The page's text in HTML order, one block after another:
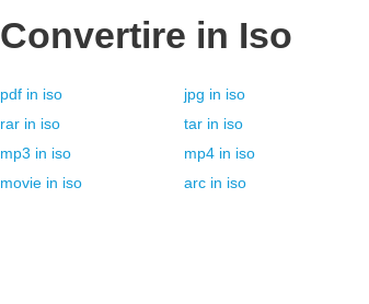
Convertire in Iso
pdf in iso jpg in iso
rar in iso tar in iso
mp3 in iso mp4 in iso
movie in iso arc in iso